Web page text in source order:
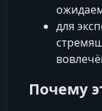
для
Почему